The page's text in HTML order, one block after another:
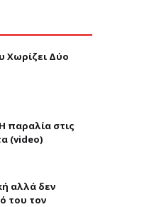
Δύο
παραλία στις
(video)
αλλά δεν
του τον